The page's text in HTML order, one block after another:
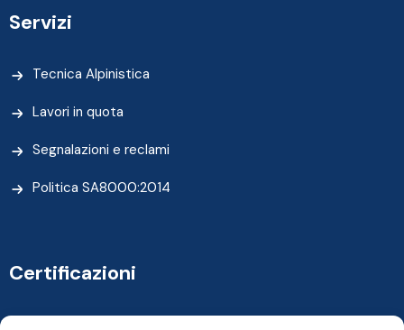
Servizi
Tecnica Alpinistica
Lavori in quota
Segnalazioni e reclami
Politica SA8000:2014
Certificazioni